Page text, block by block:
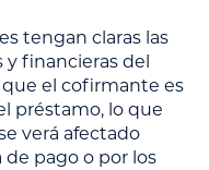
tengan claras las
y financieras del
el cofirmante es
préstamo, lo que
verá afectado
pago o por los